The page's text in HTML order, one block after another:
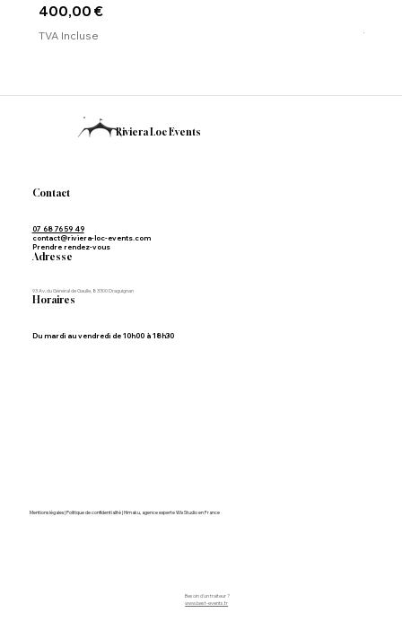
Prix
400,00 €
TVA Incluse TVA
Riviera Loc Events
Contact
07 68 76 59 49
contact@riviera-loc-events.com
Prendre rendez-vous
Adresse
93 Av. du Général de Gaulle, 83300 Draguignan
Horaires
Du mardi au vendredi de 10h00 à 18h30
Besoin d'un traiteur ?
www.best-events.fr
Mentions légales | Politique de confidentialité |Himaku, agence experte Wix Studio en France